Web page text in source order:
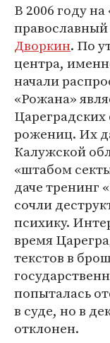
В 2006 году
Дворкин. По
центра,
начали
«Рожана»
рожениц. Их
Калужской
«штабом
даче тренинг
сочли
психику.
время
текстов в
попыталась
в суде, но в
отклонен.